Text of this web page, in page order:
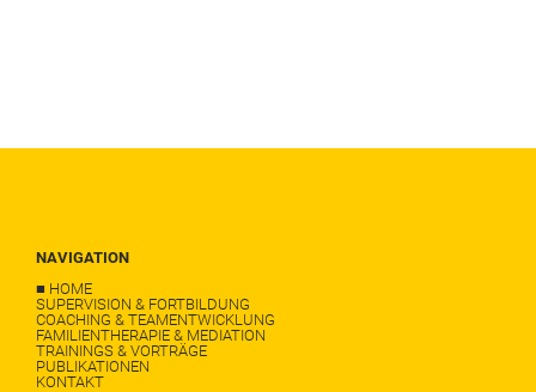
NAVIGATION
■ HOME
SUPERVISION & FORTBILDUNG
COACHING & TEAMENTWICKLUNG
FAMILIENTHERAPIE & MEDIATION
TRAININGS & VORTRÄGE
PUBLIKATIONEN
KONTAKT